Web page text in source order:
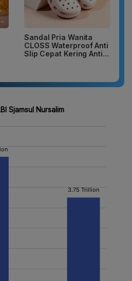
Sandal Pria Wanita
CLOSS Waterproof Anti
Slip Cepat Kering Anti...